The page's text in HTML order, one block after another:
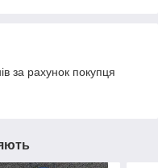
за рахунок покупця